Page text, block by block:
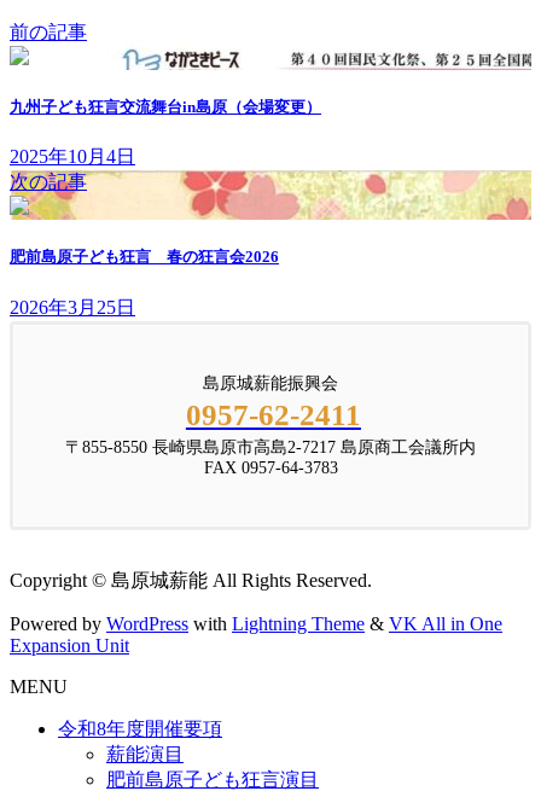
前の記事
九州子ども狂言交流舞台in島原（会場変更）
2025年10月4日
次の記事
肥前島原子ども狂言 春の狂言会2026
2026年3月25日
島原城薪能振興会
0957-62-2411
〒855-8550 長崎県島原市高島2-7217 島原商工会議所内
FAX 0957-64-3783
Copyright © 島原城薪能 All Rights Reserved.
Powered by WordPress with Lightning Theme & VK All in One
Expansion Unit
MENU
令和8年度開催要項
薪能演目
肥前島原子ども狂言演目